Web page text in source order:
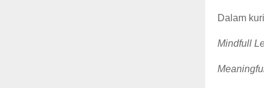
Dalam
Mindfull